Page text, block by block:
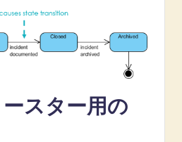
スター用の